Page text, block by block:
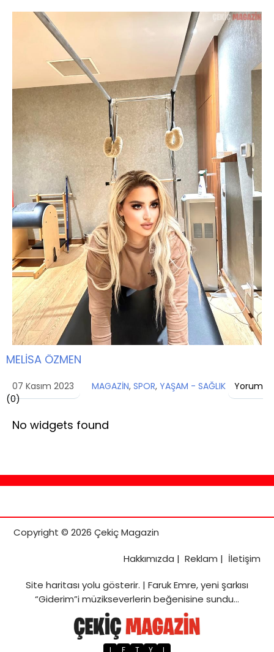
MELİSA ÖZMEN
07 Kasım 2023 MAGAZİN, SPOR, YAŞAM - SAĞLIK
Yorum
(0)
No widgets found
Copyright © 2026 Çekiç Magazin
Hakkımızda | Reklam | İletişim
Site haritasıyolu gösterir. | Faruk Emre, yeni şarkısı
“Giderim”i müzikseverlerin beğenisine sundu…
I F T Y L